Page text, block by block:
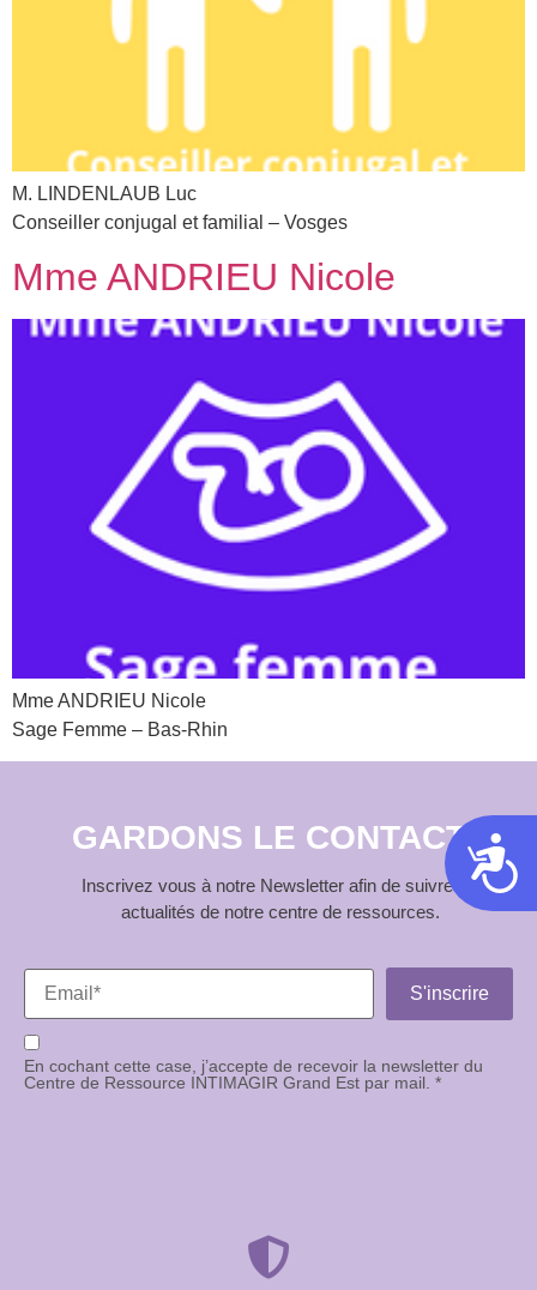
M. LINDENLAUB Luc
Conseiller conjugal et familial – Vosges
Mme ANDRIEU Nicole
Mme ANDRIEU Nicole
Sage Femme – Bas-Rhin
GARDONS LE CONTACT
Inscrivez vous à notre Newsletter afin de suivre les
actualités de notre centre de ressources.
En cochant cette case, j’accepte de recevoir la newsletter du
Centre de Ressource INTIMAGIR Grand Est par mail. *